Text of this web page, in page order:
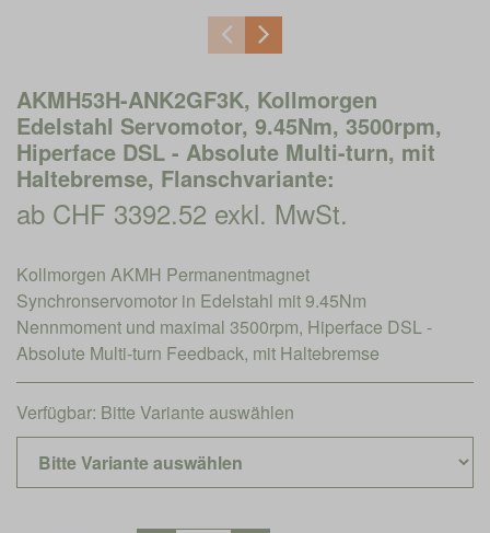
AKMH53H-ANK2GF3K, Kollmorgen
Edelstahl Servomotor, 9.45Nm, 3500rpm,
Hiperface DSL - Absolute Multi-turn, mit
Haltebremse, Flanschvariante:
ab CHF 3392.52 exkl. MwSt.
Kollmorgen AKMH Permanentmagnet
Synchronservomotor in Edelstahl mit 9.45Nm
Nennmoment und maximal 3500rpm, Hiperface DSL -
Absolute Multi-turn Feedback, mit Haltebremse
Verfügbar: Bitte Variante auswählen